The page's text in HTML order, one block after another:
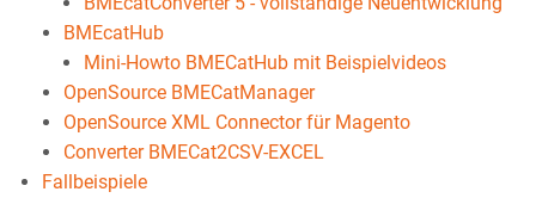
BMEcatHub
Mini-Howto BMECatHub mit Beispielvideos
OpenSource BMECatManager
OpenSource XML Connector für Magento
Converter BMECat2CSV-EXCEL
Fallbeispiele